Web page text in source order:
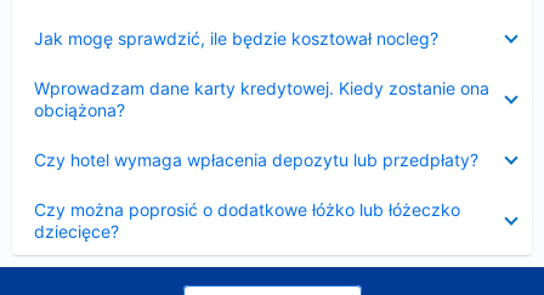
Jak mogę sprawdzić, ile będzie kosztował nocleg?
Wprowadzam dane karty kredytowej. Kiedy zostanie ona
obciążona?
Czy hotel wymaga wpłacenia depozytu lub przedpłaty?
Czy można poprosić o dodatkowe łóżko lub łóżeczko
dziecięce?